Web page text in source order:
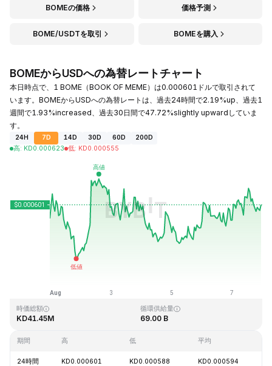
BOMEの価格 価格予測
BOME/USDTを取引 BOMEを購入
BOMEからUSDへの為替レートチャート
本日時点で、1 BOME（BOOK OF MEME）は0.000601ドルで取引されて
います。BOMEからUSDへの為替レートは、過去24時間で2.19%up、過去1
週間で1.93%increased、過去30日間で47.72%slightly upwardしていま
す。
24H 7D 14D 30D 60D
200D
高: KD0.000623 低: KD0.000555
最終更新日時：2026-08-07、23:05 GMT+0
KD0.026889 KD0.000058
時価総額
KD41.45M
循環供給量
69.00 B
期間 高 低 平均
24時間 KD0.000601 KD0.000588 KD0.000594